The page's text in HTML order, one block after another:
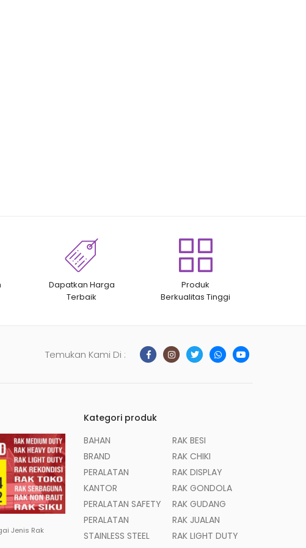
Dapatkan Harga
Terbaik
Produk
Berkualitas Tinggi
Temukan Kami Di :
Jenis Rak
Kategori produk
BAHAN
BRAND
PERALATAN
KANTOR
PERALATAN SAFETY
PERALATAN
STAINLESS STEEL
RAK BESI
RAK CHIKI
RAK DISPLAY
RAK GONDOLA
RAK GUDANG
RAK JUALAN
RAK LIGHT DUTY